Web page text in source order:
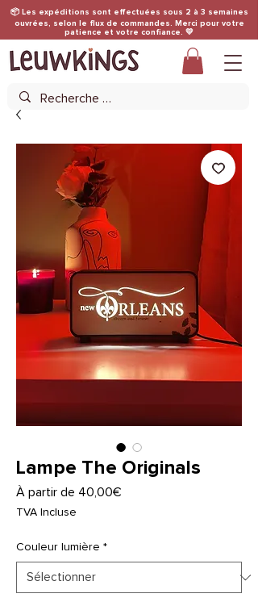
📦 Les expéditions sont effectuées sous 2 à 3 semaines
ouvrées, selon le flux de commandes. Merci pour votre
patience et votre confiance. 💛
Lampe The Originals
À partir de 40,00€
TVA Incluse
Couleur lumière *